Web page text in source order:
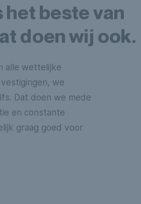
beste van
doen wij ook.
alle wettelijke
we
Dat doen we mede
en constante
graag goed voor